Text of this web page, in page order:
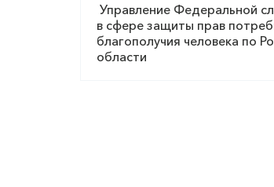
Управление Федеральной
в сфере защиты прав
благополучия человека по
области